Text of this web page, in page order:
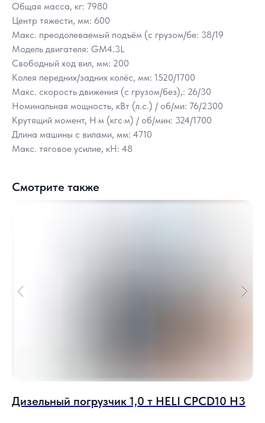
Общая масса, кг: 7980
Центр тяжести, мм: 600
Макс. преодолеваемый подъём (с грузом/бе: 38/19
Модель двигателя: GM4.3L
Свободный ход вил, мм: 200
Колея передних/задних колёс, мм: 1520/1700
Макс. скорость движения (с грузом/без),: 26/30
Номинальная мощность, кВт (л.с.) / об/ми: 76/2300
Крутящий момент, Н·м (кгс·м) / об/мин: 324/1700
Длина машины с вилами, мм: 4710
Макс. тяговое усилие, кН: 48
Смотрите также
Дизельный погрузчик 1,0 т HELI CPСD10 H3